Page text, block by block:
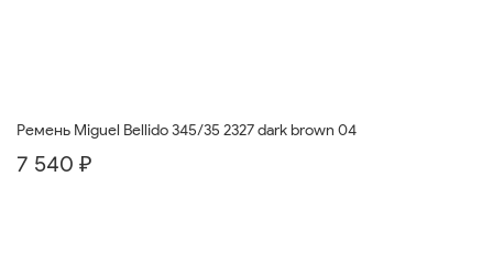
Ремень Miguel Bellido 345/35 2327 dark brown 04
7 540 ₽